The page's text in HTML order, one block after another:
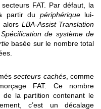
FAT. Par défaut, la
partir du périphériquelui-
alors LBA-Assist Translation
Spécification de système de
basée sur le nombre total
secteurs cachés, comme
FAT. Ce nombre
la partition contenant le
c’est un décalage